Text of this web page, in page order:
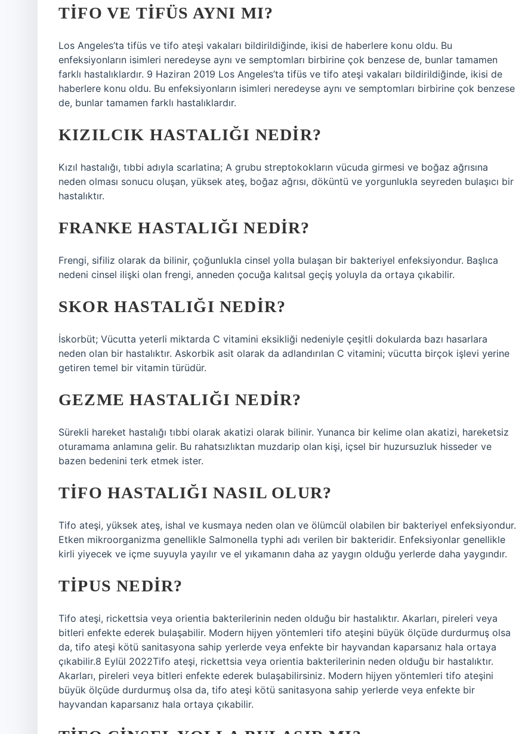
TIFO VE TIFÜS AYNI MI?
Los Angeles’ta tifüs ve tifo ateşi vakaları bildirildiğinde, ikisi de haberlere konu oldu. Bu
enfeksiyonların isimleri neredeyse aynı ve semptomları birbirine çok benzese de, bunlar tamamen
farklı hastalıklardır. 9 Haziran 2019 Los Angeles’ta tifüs ve tifo ateşi vakaları bildirildiğinde, ikisi de
haberlere konu oldu. Bu enfeksiyonların isimleri neredeyse aynı ve semptomları birbirine çok benzese
de, bunlar tamamen farklı hastalıklardır.
KIZILCIK HASTALIĞI NEDIR?
Kızıl hastalığı, tıbbi adıyla scarlatina; A grubu streptokokların vücuda girmesi ve boğaz ağrısına
neden olması sonucu oluşan, yüksek ateş, boğaz ağrısı, döküntü ve yorgunlukla seyreden bulaşıcı bir
hastalıktır.
FRANKE HASTALIĞI NEDIR?
Frengi, sifiliz olarak da bilinir, çoğunlukla cinsel yolla bulaşan bir bakteriyel enfeksiyondur. Başlıca
nedeni cinsel ilişki olan frengi, anneden çocuğa kalıtsal geçiş yoluyla da ortaya çıkabilir.
SKOR HASTALIĞI NEDIR?
İskorbüt; Vücutta yeterli miktarda C vitamini eksikliği nedeniyle çeşitli dokularda bazı hasarlara
neden olan bir hastalıktır. Askorbik asit olarak da adlandırılan C vitamini; vücutta birçok işlevi yerine
getiren temel bir vitamin türüdür.
GEZME HASTALIĞI NEDIR?
Sürekli hareket hastalığı tıbbi olarak akatizi olarak bilinir. Yunanca bir kelime olan akatizi, hareketsiz
oturamama anlamına gelir. Bu rahatsızlıktan muzdarip olan kişi, içsel bir huzursuzluk hisseder ve
bazen bedenini terk etmek ister.
TIFO HASTALIĞI NASIL OLUR?
Tifo ateşi, yüksek ateş, ishal ve kusmaya neden olan ve ölümcül olabilen bir bakteriyel enfeksiyondur.
Etken mikroorganizma genellikle Salmonella typhi adı verilen bir bakteridir. Enfeksiyonlar genellikle
kirli yiyecek ve içme suyuyla yayılır ve el yıkamanın daha az yaygın olduğu yerlerde daha yaygındır.
TIPUS NEDIR?
Tifo ateşi, rickettsia veya orientia bakterilerinin neden olduğu bir hastalıktır. Akarları, pireleri veya
bitleri enfekte ederek bulaşabilir. Modern hijyen yöntemleri tifo ateşini büyük ölçüde durdurmuş olsa
da, tifo ateşi kötü sanitasyona sahip yerlerde veya enfekte bir hayvandan kaparsanız hala ortaya
çıkabilir.8 Eylül 2022Tifo ateşi, rickettsia veya orientia bakterilerinin neden olduğu bir hastalıktır.
Akarları, pireleri veya bitleri enfekte ederek bulaşabilirsiniz. Modern hijyen yöntemleri tifo ateşini
büyük ölçüde durdurmuş olsa da, tifo ateşi kötü sanitasyona sahip yerlerde veya enfekte bir
hayvandan kaparsanız hala ortaya çıkabilir.